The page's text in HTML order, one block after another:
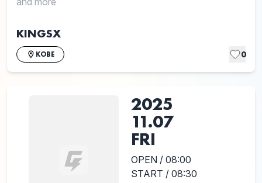
KINGSX
KOBE 0
2025
11.07
FRI
OPEN / 08:00
START / 08:30